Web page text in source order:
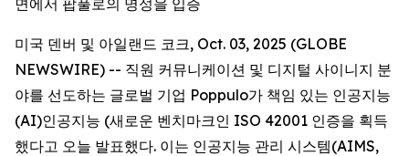
면에서 팝풀로의 명성을 입증
미국 덴버 및 아일랜드 코크, Oct. 03, 2025 (GLOBE
NEWSWIRE) -- 직원 커뮤니케이션 및 디지털 사이니지 분
야를 선도하는 글로벌 기업 Poppulo가 책임 있는 인공지능
(AI)인공지능 (새로운 벤치마크인 ISO 42001 인증을 획득
했다고 오늘 발표했다. 이는 인공지능 관리 시스템(AIMS,